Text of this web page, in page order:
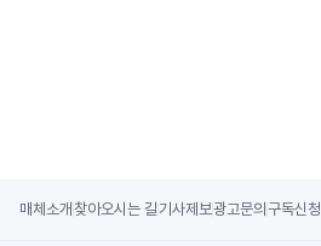
매체소개 찾아오시는 길기사제보광고문의 구독신청